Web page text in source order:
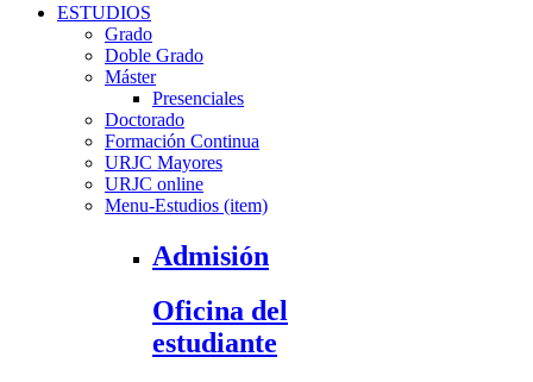
ESTUDIOS
Grado
Doble Grado
Máster
Presenciales
Doctorado
Formación Continua
URJC Mayores
URJC online
Menu-Estudios (item)
Admisión
Oficina del
estudiante